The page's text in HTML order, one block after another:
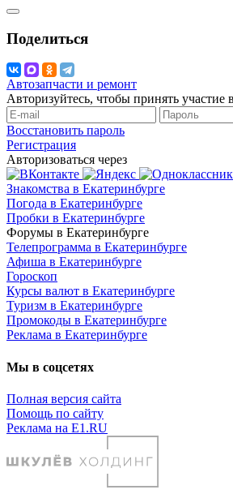
Поделиться
Автозапчасти и ремонт
Авторизуйтесь, чтобы принять участие
Восстановить пароль
Регистрация
Авторизоваться через
Знакомства в Екатеринбурге
Погода в Екатеринбурге
Пробки в Екатеринбурге
Форумы в Екатеринбурге
Телепрограмма в Екатеринбурге
Афиша в Екатеринбурге
Гороскоп
Курсы валют в Екатеринбурге
Туризм в Екатеринбурге
Промокоды в Екатеринбурге
Реклама в Екатеринбурге
Мы в соцсетях
Полная версия сайта
Помощь по сайту
Реклама на E1.RU